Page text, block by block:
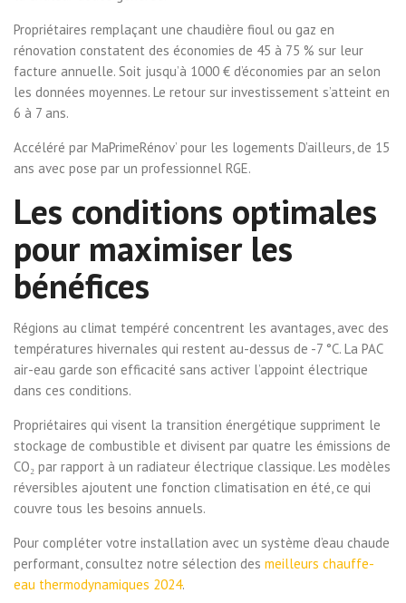
Propriétaires remplaçant une chaudière fioul ou gaz en
rénovation constatent des économies de 45 à 75 % sur leur
facture annuelle. Soit jusqu’à 1000 € d’économies par an selon
les données moyennes. Le retour sur investissement s’atteint en
6 à 7 ans.
Accéléré par MaPrimeRénov’ pour les logements D’ailleurs, de 15
ans avec pose par un professionnel RGE.
Les conditions optimales
pour maximiser les
bénéfices
Régions au climat tempéré concentrent les avantages, avec des
températures hivernales qui restent au-dessus de -7 °C. La PAC
air-eau garde son efficacité sans activer l’appoint électrique
dans ces conditions.
Propriétaires qui visent la transition énergétique suppriment le
stockage de combustible et divisent par quatre les émissions de
CO₂ par rapport à un radiateur électrique classique. Les modèles
réversibles ajoutent une fonction climatisation en été, ce qui
couvre tous les besoins annuels.
Pour compléter votre installation avec un système d’eau chaude
performant, consultez notre sélection des meilleurs chauffe-
eau thermodynamiques 2024.